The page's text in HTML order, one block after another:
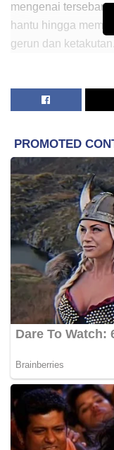
mengenai
hantu hingga
gerun dan ketakutan.
mempunyai rambut
di atas sejadah.
Alahai, kita yang
lagilah yang dirasai
Menurut sumber-
sebagai penanggal.
Kejadian ini
bersebelahan
terletak di Kuala
Memetik Sukan
tersebut
oleh anak pemilik
Perkara itu baru